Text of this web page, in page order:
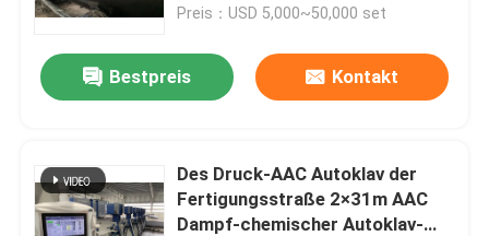
Preis：USD 5,000~50,000 set
Bestpreis Kontakt
Des Druck-AAC Autoklav der
Fertigungsstraße 2×31m AAC
Dampf-chemischer Autoklav-